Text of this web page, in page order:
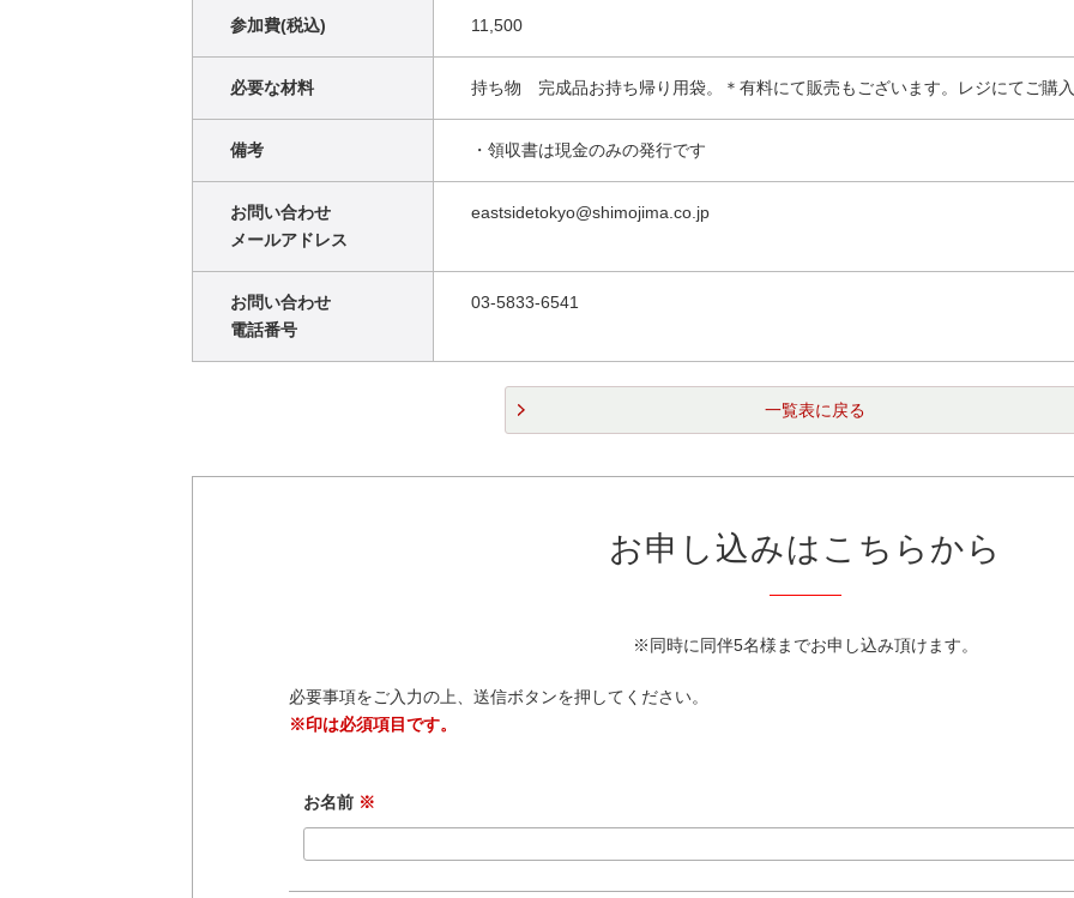
参加費(税込) 11,500
必要な材料 持ち物 完成品お持ち帰り用袋。＊有料にて販売もございます。レジにてご購
備考 ・領収書は現金のみの発行です
お問い合わせ
メールアドレス
eastsidetokyo@shimojima.co.jp
お問い合わせ
電話番号
03-5833-6541
一覧表に戻る
お申し込みはこちらから
※同時に同伴5名様までお申し込み頂けます。
必要事項をご入力の上、送信ボタンを押してください。
※印は必須項目です。
お名前 ※